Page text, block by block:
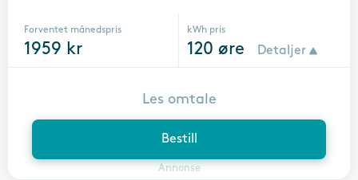
Forventet månedspris
1959 kr
kWh pris
120 øre Detaljer
Bestill
Annonse
Les omtale